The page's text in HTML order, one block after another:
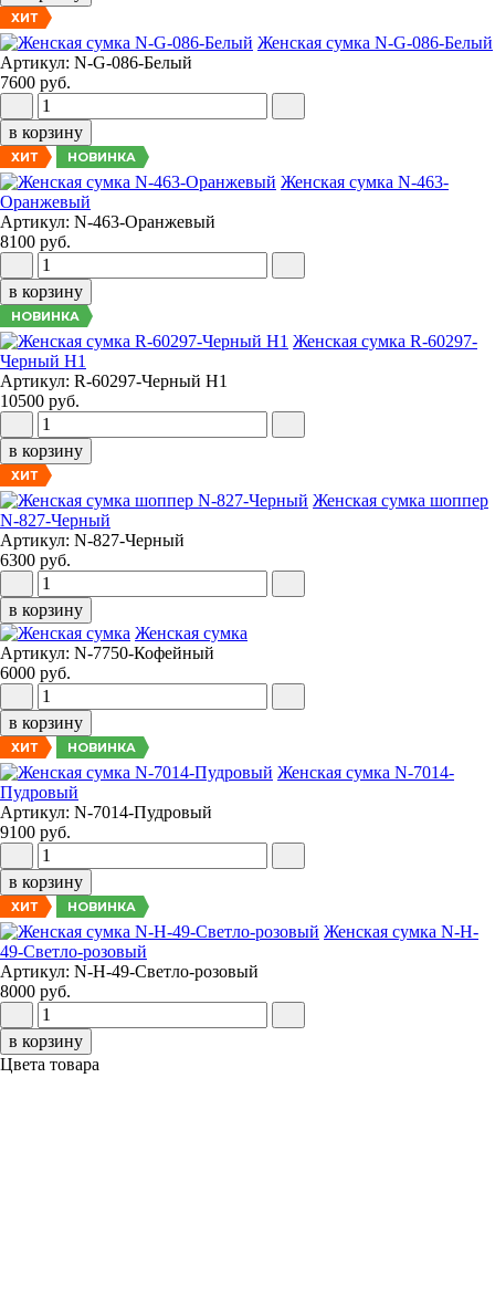
ХИТ
Женская сумка N-G-086-Белый
Артикул: N-G-086-Белый
7600 руб.
в корзину
ХИТ НОВИНКА
Женская сумка N-463-
Оранжевый
Артикул: N-463-Оранжевый
8100 руб.
в корзину
НОВИНКА
Женская сумка R-60297-
Черный Н1
Артикул: R-60297-Черный Н1
10500 руб.
в корзину
ХИТ
Женская сумка шоппер
N-827-Черный
Артикул: N-827-Черный
6300 руб.
в корзину
Женская сумка
Артикул: N-7750-Кофейный
6000 руб.
в корзину
ХИТ НОВИНКА
Женская сумка N-7014-
Пудровый
Артикул: N-7014-Пудровый
9100 руб.
в корзину
ХИТ НОВИНКА
Женская сумка N-H-
49-Светло-розовый
Артикул: N-H-49-Светло-розовый
8000 руб.
в корзину
Цвета товара